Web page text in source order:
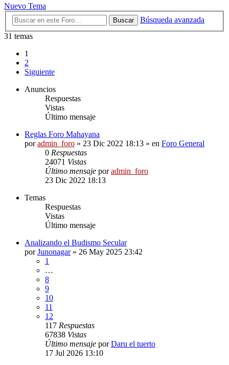
Nuevo Tema
Buscar
Búsqueda avanzada
31 temas
1
2
Siguiente
Anuncios
Respuestas
Vistas
Último mensaje
Reglas Foro Mahayana
poradmin_foro » 23 Dic 2022 18:13 » en Foro General
0 Respuestas
24071 Vistas
Último mensaje poradmin_foro
23 Dic 2022 18:13
Temas
Respuestas
Vistas
Último mensaje
Analizando el Budismo Secular
porJunonagar» 26 May 2025 23:42
1
…
8
9
10
11
12
117 Respuestas
67838 Vistas
Último mensaje porDaru el tuerto
17 Jul 2026 13:10